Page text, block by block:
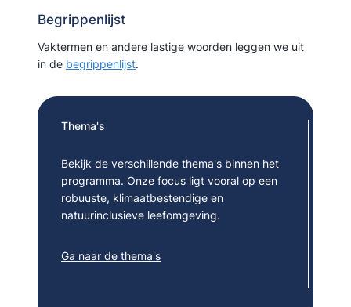
Begrippenlijst
Vaktermen en andere lastige woorden leggen we uit
in de begrippenlijst.
Thema's
Bekijk de verschillende thema's binnen het
programma. Onze focus ligt vooral op een
robuuste, klimaatbestendige en
natuurinclusieve leefomgeving.
Ga naar de thema's